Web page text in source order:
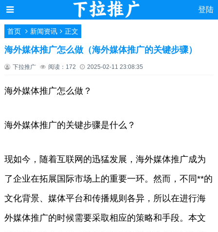
登陆
首页 新闻资讯 正文
海外媒体推广怎么做（海外媒体推广的关键步骤）
下拉推广 阅读：172 2025-02-11 23:08:35
海外媒体推广怎么做？
海外媒体推广的关键步骤是什么？
现如今，随着互联网的迅猛发展，海外媒体推广成为
了企业在拓展国际市场上的重要一环。然而，不同**的
文化背景、媒体平台和传播规则各异，所以在进行海
外媒体推广的时候需要采取相应的策略和手段。本文